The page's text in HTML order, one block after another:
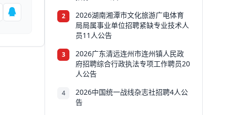
2
2026湖南湘潭市文化旅游广电体育
局局属事业单位招聘紧缺专业技术人
员11人公告
3
2026广东清远连州市连州镇人民政
府招聘综合行政执法专项工作聘员20
人公告
4
2026中国统一战线杂志社招聘4人公
告